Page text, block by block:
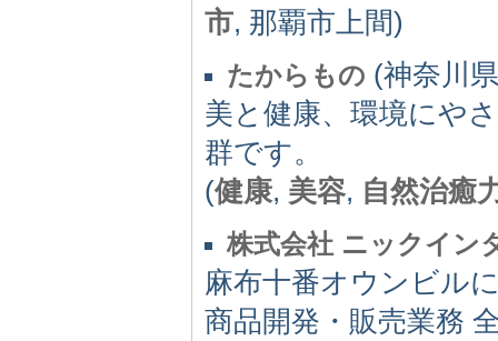
市, 那覇市上間)
たからもの (神奈川
美と健康、環境にや
群です。
(健康, 美容, 自然治癒
株式会社 ニックイン
麻布十番オウンビル
商品開発・販売業務